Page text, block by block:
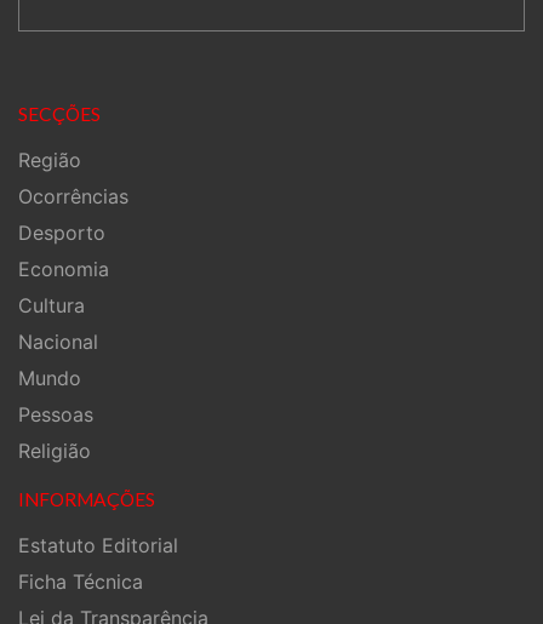
SECÇÕES
Região
Ocorrências
Desporto
Economia
Cultura
Nacional
Mundo
Pessoas
Religião
INFORMAÇÕES
Estatuto Editorial
Ficha Técnica
Lei da Transparência